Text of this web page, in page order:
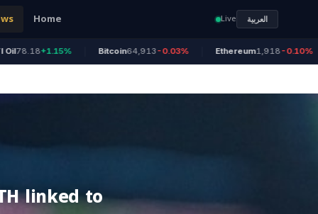
Home Live العربية
+1.15% Bitcoin64,913-0.03% Ethereum1,918-0.10%
linked to